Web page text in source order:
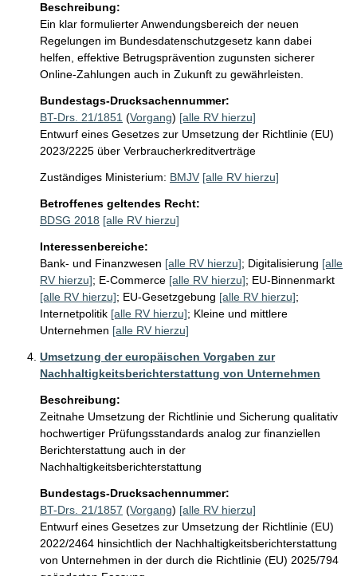
Beschreibung:
Ein klar formulierter Anwendungsbereich der neuen
Regelungen im Bundesdatenschutzgesetz kann dabei
helfen, effektive Betrugsprävention zugunsten sicherer
Online-Zahlungen auch in Zukunft zu gewährleisten.
Bundestags-Drucksachennummer:
BT-Drs. 21/1851 (Vorgang) [alle RV hierzu]
Entwurf eines Gesetzes zur Umsetzung der Richtlinie (EU)
2023/2225 über Verbraucherkreditverträge
Zuständiges Ministerium: BMJV [alle RV hierzu]
Betroffenes geltendes Recht:
BDSG 2018 [alle RV hierzu]
Interessenbereiche:
Bank- und Finanzwesen [alle RV hierzu]; Digitalisierung [alle
RV hierzu]; E-Commerce [alle RV hierzu]; EU-Binnenmarkt
[alle RV hierzu]; EU-Gesetzgebung [alle RV hierzu];
Internetpolitik [alle RV hierzu]; Kleine und mittlere
Unternehmen [alle RV hierzu]
Umsetzung der europäischen Vorgaben zur
Nachhaltigkeitsberichterstattung von Unternehmen
Beschreibung:
Zeitnahe Umsetzung der Richtlinie und Sicherung qualitativ
hochwertiger Prüfungsstandards analog zur finanziellen
Berichterstattung auch in der
Nachhaltigkeitsberichterstattung
Bundestags-Drucksachennummer:
BT-Drs. 21/1857 (Vorgang) [alle RV hierzu]
Entwurf eines Gesetzes zur Umsetzung der Richtlinie (EU)
2022/2464 hinsichtlich der Nachhaltigkeitsberichterstattung
von Unternehmen in der durch die Richtlinie (EU) 2025/794